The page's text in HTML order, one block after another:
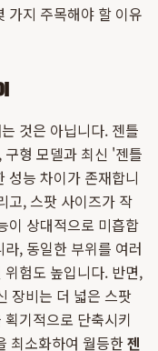
가지 주목해야 할 이유
것은 아닙니다. 젠틀
형 모델과 최신 '젠틀
성능 차이가 존재합니
고, 스팟 사이즈가 작
이 상대적으로 미흡합
, 동일한 부위를 여러
험도 높입니다. 반면,
장비는 더 넓은 스팟
기적으로 단축시키
최소화하여 월등한젠